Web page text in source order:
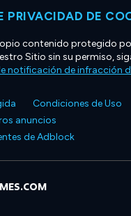
PRIVACIDAD DE
contenido protegido
Sitio sin su permiso,
notificación de infracción
Condiciones de Uso
anuncios
de Adblock